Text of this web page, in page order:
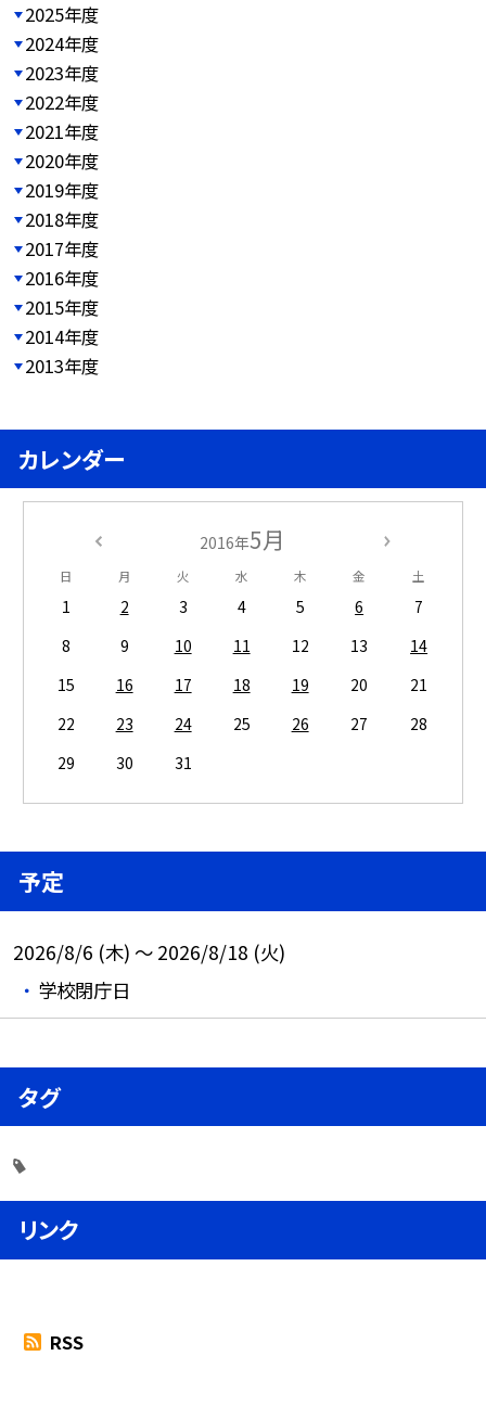
2025年度
2024年度
2023年度
2022年度
2021年度
2020年度
2019年度
2018年度
2017年度
2016年度
2015年度
2014年度
2013年度
カレンダー
2016年5月
日 月 火 水 木 金 土
1 2 3 4 5 6
7
8
9 10 11 12 13
14
15
16 17 18 19 20
21
22
23 24 25 26 27
28
29
30 31
予定
2026/8/6 (木) ～ 2026/8/18 (火)
学校閉庁日
タグ
リンク
RSS